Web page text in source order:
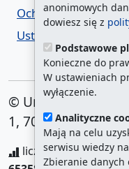
anonimowych
dowiesz się z
Podstawowe
Konieczne do
W ustawieniach
wyłączenie.
Analityczne
Mają na celu
serwisu wiedzy
Zbieranie danych
Ochrona danych
Ustawienia cookies
© Urząd Miasta
1, 70-456 Szczecin
liczba wyświetleń: